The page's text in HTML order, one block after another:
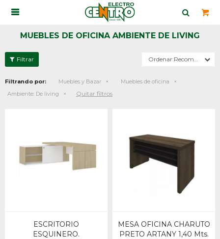

MUEBLES DE OFICINA AMBIENTE DE LIVING
Recomendados
Filtrando por: Muebles y Bazar
Muebles de oficina
Ambiente: De living Quitar filtros
ESCRITORIO
ESQUINERO.
MESA OFICINA CHARUTO
PRETO ARTANY 1,40 Mts.